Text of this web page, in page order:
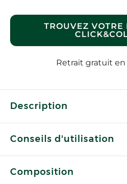
TROUVEZ VOTRE
Retrait gratuit
Description
Conseils d'utilisation
Composition